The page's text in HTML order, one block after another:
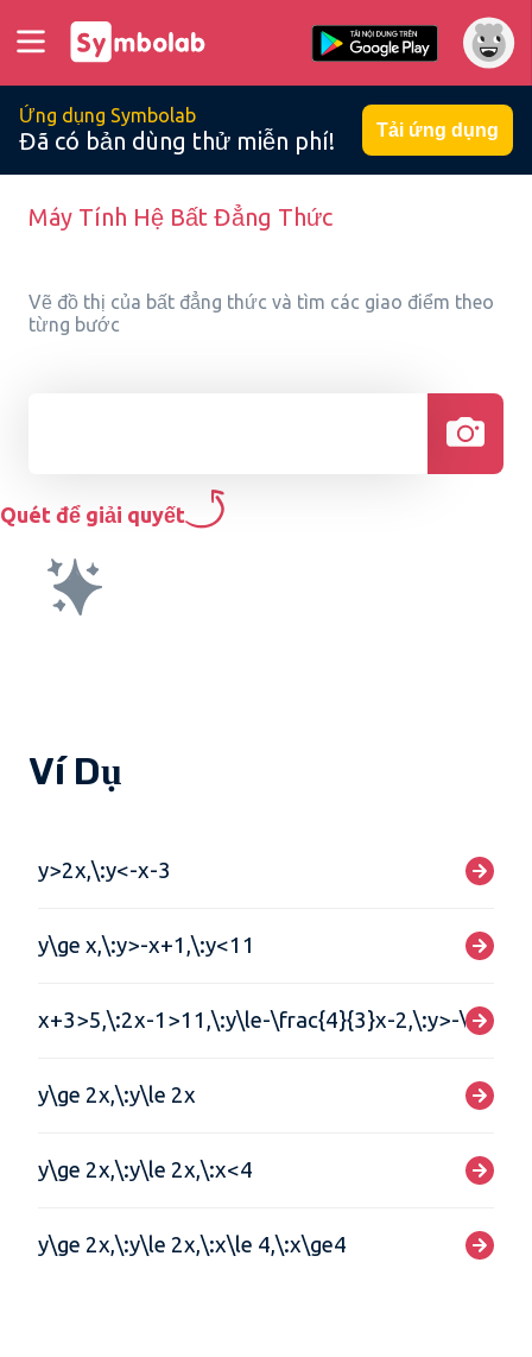
Ứng dụng Symbolab
Đã có bản dùng thử miễn phí! Tải ứng dụng
Máy Tính Hệ Bất Đẳng Thức
Vẽ đồ thị của bất đẳng thức và tìm các giao điểm theo
từng bước
Quét để giải quyết
Ví Dụ
y>2x,\:y<-x-3
y\ge x,\:y>-x+1,\:y<11
x+3>5,\:2x-1>11,\:y\le-\frac{4}{3}x-2,\:y>-
y\ge 2x,\:y\le 2x
y\ge 2x,\:y\le 2x,\:x<4
y\ge 2x,\:y\le 2x,\:x\le 4,\:x\ge4